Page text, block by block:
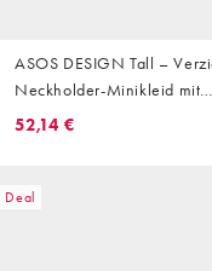
ASOS DESIGN Tall –
Neckholder-Minikleid mit
Gittermuster in Grafitgrau
52,14 €
Deal